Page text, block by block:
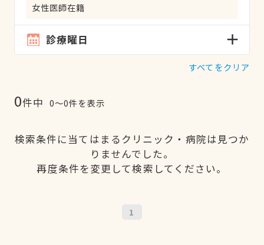
女性医師在籍
診療曜日
すべてをクリア
0件中 0〜0件を表示
検索条件に当てはまるクリニック・病院は見つか
りませんでした。
再度条件を変更して検索してください。
1